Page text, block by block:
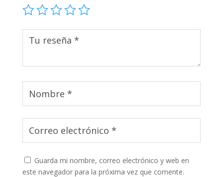
Guarda mi nombre, correo electrónico y web en
este navegador para la próxima vez que comente.